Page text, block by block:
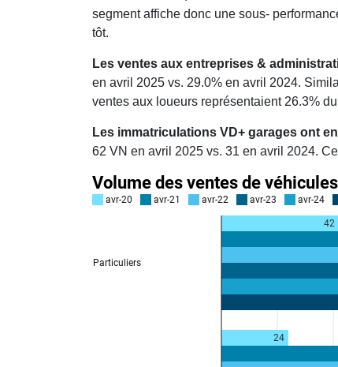
segment affiche donc une sous-
tôt.
Les ventes aux entreprises &
en avril 2025 vs. 29.0% en avril 2024.
ventes aux loueurs représentaient 26.3%
Les immatriculations VD+ garages ont
62 VN en avril 2025 vs. 31 en avril 2024.